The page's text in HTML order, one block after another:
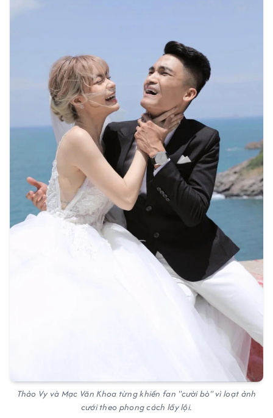
Thảo Vy và Mạc Văn Khoa từng khiến fan "cười bò" vì loạt ảnh
cưới theo phong cách lầy lội.